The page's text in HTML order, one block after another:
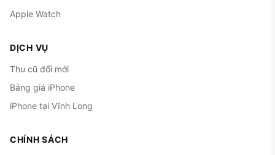
Apple Watch
DỊCH VỤ
Thu cũ đổi mới
Bảng giá iPhone
iPhone tại Vĩnh Long
CHÍNH SÁCH